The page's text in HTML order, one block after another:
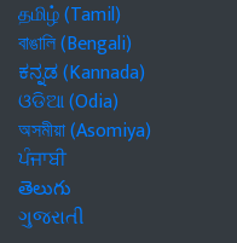
தமிழ் (Tamil)
বাঙালি (Bengali)
ಕನ್ನಡ (Kannada)
ଓଡିଆ (Odia)
অসমীয়া (Asomiya)
ਪੰਜਾਬੀ
తెలుగు
ગુજરાતી